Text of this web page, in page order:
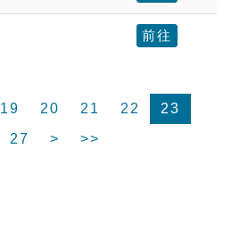
前往
19 20 21 22
23
27 > >>